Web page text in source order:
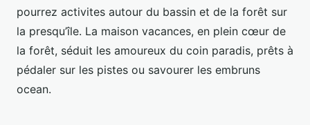
pourrez activites autour du bassin et de la forêt sur
la presqu’île. La maison vacances, en plein cœur de
la forêt, séduit les amoureux du coin paradis, prêts à
pédaler sur les pistes ou savourer les embruns
ocean.